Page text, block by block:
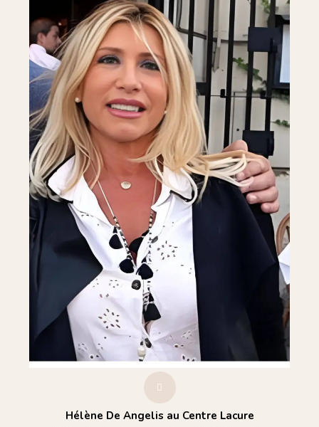
Hélène De Angelis au Centre Lacure